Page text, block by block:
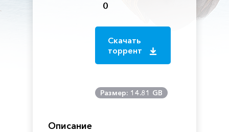
0
Скачать
торрент
Размер: 14.81 GB
Описание